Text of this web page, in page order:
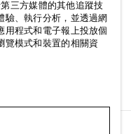
三方媒體的其他追蹤技
驗、執行分析，並透過網
用程式和電子報上投放個
覽模式和裝置的相關資